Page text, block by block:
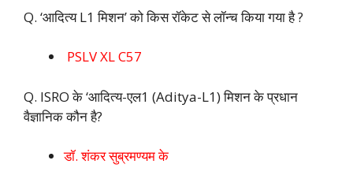
Q. ‘आदित्य L1 मिशन’ को किस रॉकेट से लॉन्च किया गया है ?
PSLV XL C57
Q. ISRO के ‘आदित्य-एल1 (Aditya-L1) मिशन के प्रधान
वैज्ञानिक कौन है?
डॉ. शंकर सुब्रमण्यम के